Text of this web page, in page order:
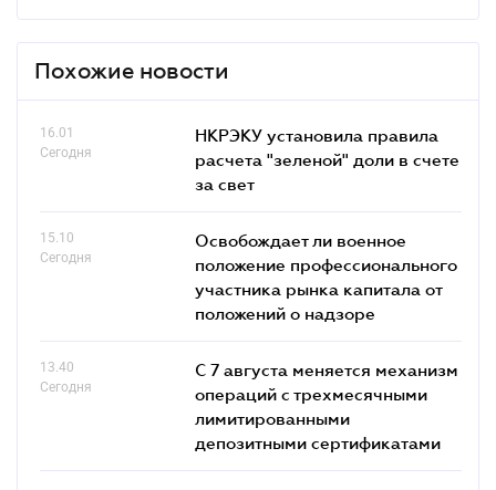
Похожие новости
16.01
Сегодня
НКРЭКУ установила правила
расчета "зеленой" доли в счете
за свет
15.10
Сегодня
Освобождает ли военное
положение профессионального
участника рынка капитала от
положений о надзоре
13.40
Сегодня
С 7 августа меняется механизм
операций с трехмесячными
лимитированными
депозитными сертификатами